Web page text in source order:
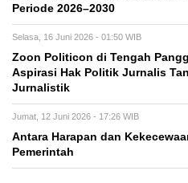
Periode 2026–2030
Selasa, 16 Juni 2026 - 01:50 WIB
Zoon Politicon di Tengah
Aspirasi Hak Politik Jurnalis
Jurnalistik
Jumat, 12 Juni 2026 - 17:26 WIB
Antara Harapan dan
Pemerintah